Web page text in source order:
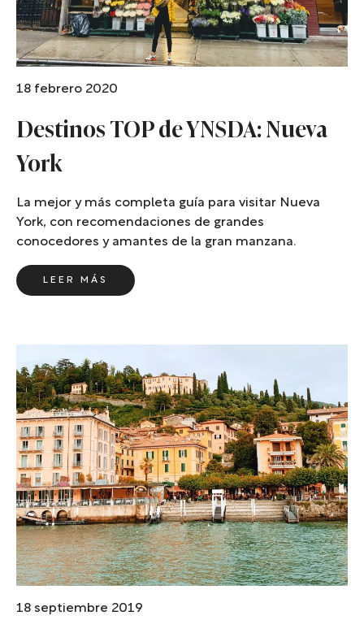
18 febrero 2020
Destinos TOP de YNSDA: Nueva
York
La mejor y más completa guía para visitar Nueva
York, con recomendaciones de grandes
conocedores y amantes de la gran manzana.
LEER MÁS
18 septiembre 2019